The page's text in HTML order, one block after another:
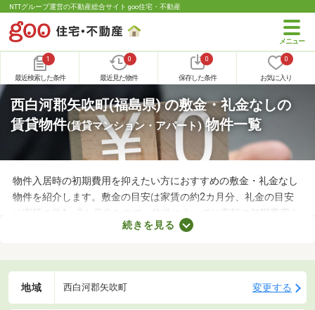
NTTグループ運営の不動産総合サイト goo住宅・不動産
1
最近検索した条件
0
最近見た物件
0
保存した条件
0
お気に入り
西白河郡矢吹町(福島県) の敷金・礼金なしの
賃貸物件(賃貸マンション・アパート)物件一覧
物件入居時の初期費用を抑えたい方におすすめの敷金・礼金なし
物件を紹介します。敷金の目安は家賃の約2カ月分、礼金の目安
は家賃の約1～2カ月分なので、物件によっては高額の初期費用を
用意しなければなりません。新生活に必要な家具や家電、インテ
部屋を見つけましょう。
続きを見る
地域 西白河郡矢吹町 変更する